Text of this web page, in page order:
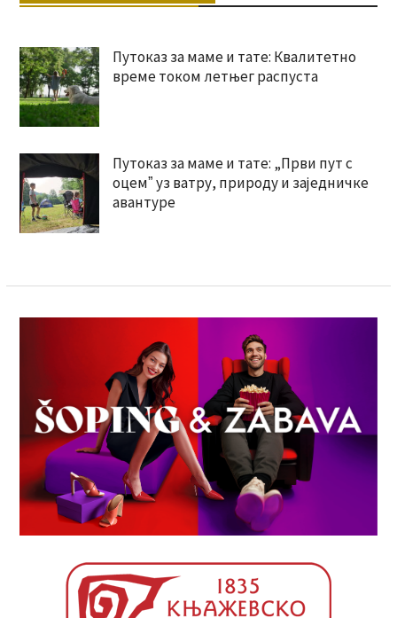
Путоказ за маме и тате: Квалитетно
време током летњег распуста
Путоказ за маме и тате: „Први пут с
оцемˮ уз ватру, природу и заједничке
авантуре